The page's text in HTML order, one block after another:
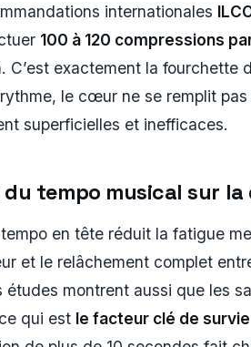
internationales
100 à 120 compressions
C’est exactement la fourchette
le cœur ne se remplit
superficielles et inefficaces.
du tempo musical sur la
en tête réduit la fatigue
et le relâchement complet
études montrent aussi que les
qui est le facteur clé de survie